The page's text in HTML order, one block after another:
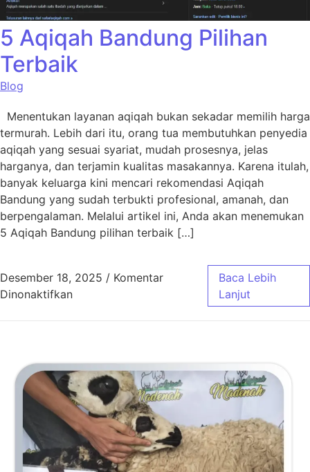
5 Aqiqah Bandung Pilihan
Terbaik
Blog
Menentukan layanan aqiqah bukan sekadar memilih harga
termurah. Lebih dari itu, orang tua membutuhkan penyedia
aqiqah yang sesuai syariat, mudah prosesnya, jelas
harganya, dan terjamin kualitas masakannya. Karena itulah,
banyak keluarga kini mencari rekomendasi Aqiqah
Bandung yang sudah terbukti profesional, amanah, dan
berpengalaman. Melalui artikel ini, Anda akan menemukan
5 Aqiqah Bandung pilihan terbaik […]
Desember 18, 2025 / Komentar
Dinonaktifkanpada 5 Aqiqah Bandung Pilihan Terbaik
Baca Lebih
Lanjut